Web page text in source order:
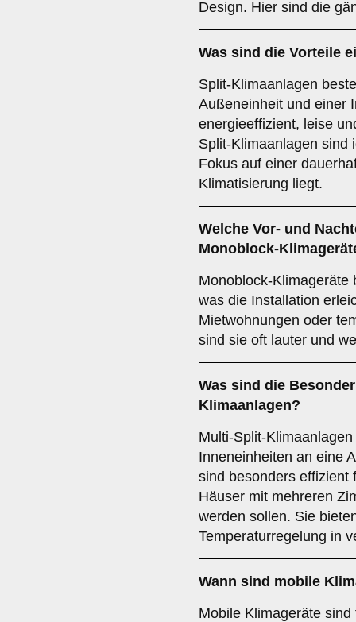
Design. Hier sind die
Was sind die Vorteile
Split-Klimaanlagen
Außeneinheit und einer
energieeffizient, leise
Split-Klimaanlagen sind
Fokus auf einer
Klimatisierung liegt.
Welche Vor- und
Monoblock-
Monoblock-Klimageräte
was die Installation
Mietwohnungen oder
sind sie oft lauter und
Was sind die
Klimaanlagen?
Multi-Split-
Inneneinheiten an eine
sind besonders effizient
Häuser mit mehreren
werden sollen. Sie
Temperaturregelung in
Wann sind mobile
Mobile Klimageräte